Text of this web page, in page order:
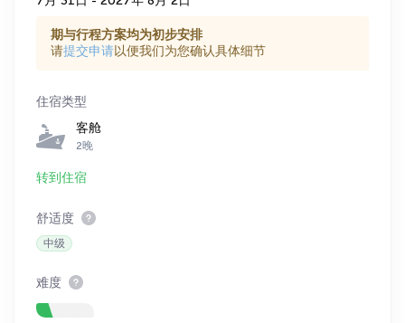
期与行程方案均为初步安排
请提交申请以便我们为您确认具体细节
住宿类型
客舱
2晚
转到住宿
舒适度
中级
难度